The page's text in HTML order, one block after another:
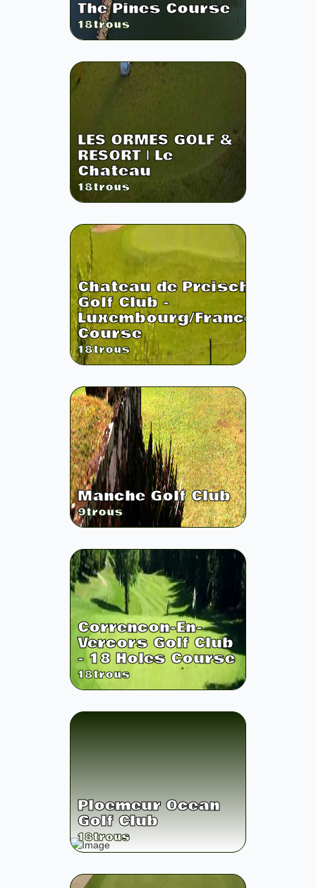
The Pines Course
18trous
LES ORMES GOLF &
RESORT | Le
Chateau
18trous
Chateau de Preisch
Golf Club -
Luxembourg/France
Course
18trous
Manche Golf Club
9trous
Correncon-En-
Vercors Golf Club
- 18 Holes Course
18trous
Ploemeur Ocean
Golf Club
18trous